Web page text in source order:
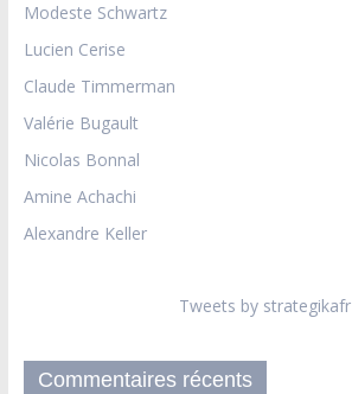
Modeste Schwartz
Lucien Cerise
Claude Timmerman
Valérie Bugault
Nicolas Bonnal
Amine Achachi
Alexandre Keller
Tweets by strategikafr
Commentaires récents